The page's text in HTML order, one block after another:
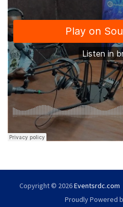
Copyright © 2026Eventsrdc.com
Proudly Powered